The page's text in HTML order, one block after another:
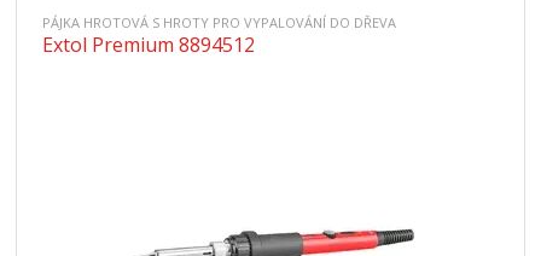
PÁJKA HROTOVÁ S HROTY PRO VYPALOVÁNÍ DO DŘEVA
Extol Premium 8894512